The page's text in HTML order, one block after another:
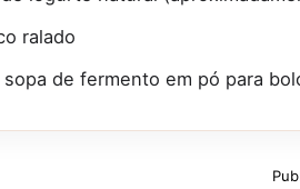
ralado
sopa de fermento em pó para